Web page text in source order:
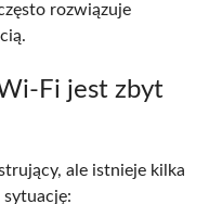
rozwiązuje
Fi jest zbyt
ale istnieje kilka